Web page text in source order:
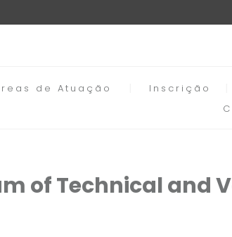
de Atuação Inscrição
of Technical and